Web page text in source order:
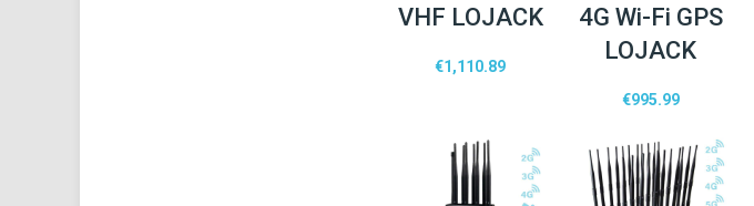
VHF LOJACK
€1,110.89
4G Wi-Fi GPS
LOJACK
€995.99